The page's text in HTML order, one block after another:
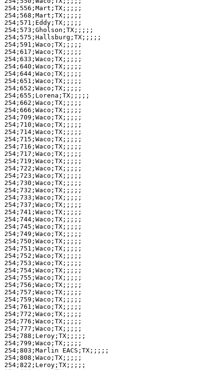
254;556;Mart;TX;;;;;
254;568;Mart;TX;;;;;
254;571;Eddy;TX;;;;;
254;573;Gholson;TX;;;;;
254;575;Hallsburg;TX;;;;;
254;591;Waco;TX;;;;;
254;617;Waco;TX;;;;;
254;633;Waco;TX;;;;;
254;640;Waco;TX;;;;;
254;644;Waco;TX;;;;;
254;651;Waco;TX;;;;;
254;652;Waco;TX;;;;;
254;655;Lorena;TX;;;;;
254;662;Waco;TX;;;;;
254;666;Waco;TX;;;;;
254;709;Waco;TX;;;;;
254;710;Waco;TX;;;;;
254;714;Waco;TX;;;;;
254;715;Waco;TX;;;;;
254;716;Waco;TX;;;;;
254;717;Waco;TX;;;;;
254;719;Waco;TX;;;;;
254;722;Waco;TX;;;;;
254;723;Waco;TX;;;;;
254;730;Waco;TX;;;;;
254;732;Waco;TX;;;;;
254;733;Waco;TX;;;;;
254;737;Waco;TX;;;;;
254;741;Waco;TX;;;;;
254;744;Waco;TX;;;;;
254;745;Waco;TX;;;;;
254;749;Waco;TX;;;;;
254;750;Waco;TX;;;;;
254;751;Waco;TX;;;;;
254;752;Waco;TX;;;;;
254;753;Waco;TX;;;;;
254;754;Waco;TX;;;;;
254;755;Waco;TX;;;;;
254;756;Waco;TX;;;;;
254;757;Waco;TX;;;;;
254;759;Waco;TX;;;;;
254;761;Waco;TX;;;;;
254;772;Waco;TX;;;;;
254;776;Waco;TX;;;;;
254;777;Waco;TX;;;;;
254;788;Leroy;TX;;;;;
254;799;Waco;TX;;;;;
254;803;Marlin EACS;TX;;;;;
254;808;Waco;TX;;;;;
254;822;Leroy;TX;;;;;